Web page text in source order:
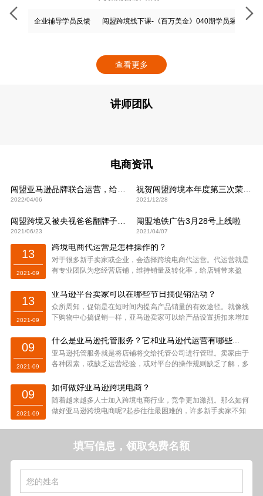
企业辅导学员反馈 闯盟跨境线下课-《百万美金》040期学员采访
查看更多
讲师团队
电商资讯
闯盟亚马逊品牌联合运营，给品牌出海加速度！
2022/04/06
祝贺闯盟跨境本年度第三次荣登央视！
2021/12/28
闯盟跨境又被央视爸爸翻牌子啦！
2021/06/23
闯盟地铁广告3月28号上线啦
2021/04/07
13
2021-09
跨境电商代运营是怎样操作的？
对于很多新手卖家或企业，会选择跨境电商代运营。代运营就是
有专业团队为您经营店铺，维持销量及转化率，给店铺带来盈
13
2021-09
亚马逊平台卖家可以在哪些节日搞促销活动？
众所周知，促销是在短时间内提高产品销量的有效途径。就像线
下购物中心搞促销一样，亚马逊卖家可以给产品设置折扣来增加
09
2021-09
什么是亚马逊托管服务？它和亚马逊代运营有哪些...
亚马逊托管服务就是将店铺将交给托管公司进行管理。卖家由于
各种因素，或缺乏运营经验，或对平台的操作规则缺乏了解，多
09
2021-09
如何做好亚马逊跨境电商？
随着越来越多人士加入跨境电商行业，竞争更加激烈。那么如何
做好亚马逊跨境电商呢?起步往往最困难的，许多新手卖家不知
填写信息，领取免费名额